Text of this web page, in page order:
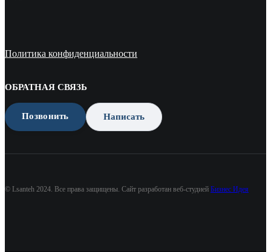
Политика конфиденциальности
ОБРАТНАЯ СВЯЗЬ
Позвонить Написать
© Lsanteh 2024. Все права защищены. Сайт разработан веб-студией Бизнес Идея